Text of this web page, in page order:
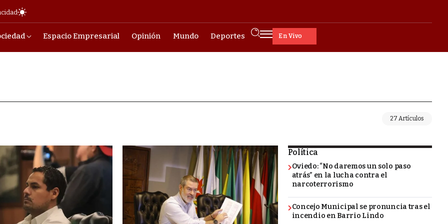
Espacio Empresarial Opinión Mundo
Deportes
En Vivo
27 Artículos
Política
Oviedo: “No daremos un solo paso
atrás” en la lucha contra el
narcoterrorismo
Concejo Municipal se pronuncia tras el
incendio en Barrio Lindo